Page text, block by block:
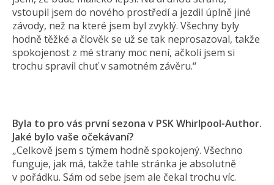
vstoupil jsem do nového prostředí a jezdil úplně jiné
závody, než na které jsem byl zvyklý. Všechny byly
hodně těžké a člověk se už se tak neprosazoval, takže
spokojenost z mé strany moc není, ačkoli jsem si
trochu spravil chuť v samotném závěru.“
Byla to pro vás první sezona v PSK Whirlpool-Author.
Jaké bylo vaše očekávaní?
„Celkově jsem s týmem hodně spokojený. Všechno
funguje, jak má, takže tahle stránka je absolutně
v pořádku. Sám od sebe jsem ale čekal trochu víc.